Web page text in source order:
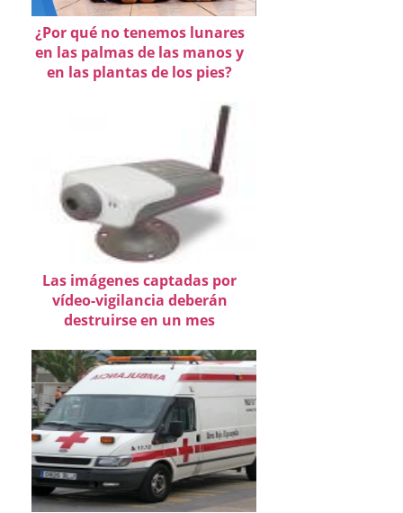
¿Por qué no tenemos lunares
en las palmas de las manos y
en las plantas de los pies?
Las imágenes captadas por
vídeo-vigilancia deberán
destruirse en un mes